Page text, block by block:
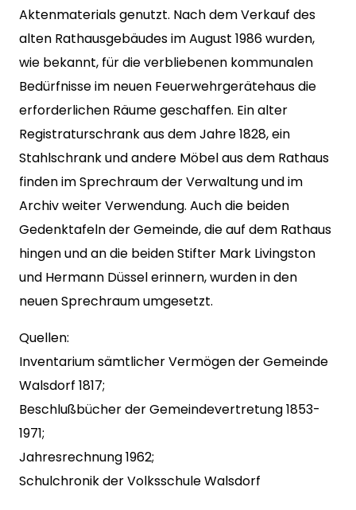
Aktenmaterials genutzt. Nach dem Verkauf des
alten Rathausgebäudes im August 1986 wurden,
wie bekannt, für die verbliebenen kommu­nalen
Bedürfnisse im neuen Feuerwehrgerätehaus die
erforderlichen Räume geschaffen. Ein alter
Registraturschrank aus dem Jahre 1828, ein
Stahlschrank und andere Möbel aus dem Rathaus
finden im Sprechraum der Verwaltung und im
Archiv weiter Verwendung. Auch die beiden
Gedenktafeln der Gemeinde, die auf dem Rathaus
hingen und an die beiden Stifter Mark Livingston
und Hermann Düssel erinnern, wurden in den
neuen Sprechraum umgesetzt.
Quellen:
Inventarium sämtlicher Vermögen der Gemeinde
Walsdorf 1817;
Beschlußbücher der Gemeindevertretung 1853-
1971;
Jahresrechnung 1962;
Schulchronik der Volksschule Walsdorf